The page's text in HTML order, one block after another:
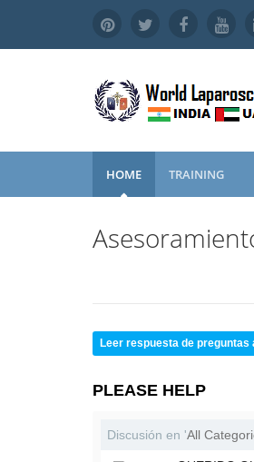
HOME TRAINING
Leer respuesta de preguntas
PLEASE HELP
Discusión en 'All